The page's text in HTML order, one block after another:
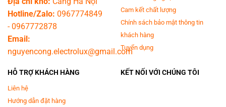
Hotline/Zalo: 0967774849
-0967772878
Email:
nguyencong.electrolux@gmail.com
Cam kết chất lượng
Chính sách bảo mật thông tin
khách hàng
Tuyển dụng
HỖ TRỢ KHÁCH HÀNG
Liên hệ
Hướng dẫn đặt hàng
KẾT NỐI VỚI CHÚNG TÔI